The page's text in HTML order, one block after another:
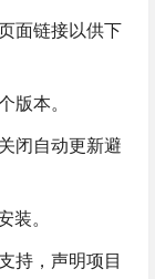
面链接以供下
版本。
闭自动更新避
装。
持，声明项目